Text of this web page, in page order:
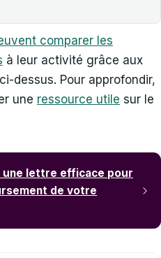
comparer les
à leur activité grâce aux
dessus. Pour approfondir,
une ressource utile sur le
une lettre efficace pour
de votre